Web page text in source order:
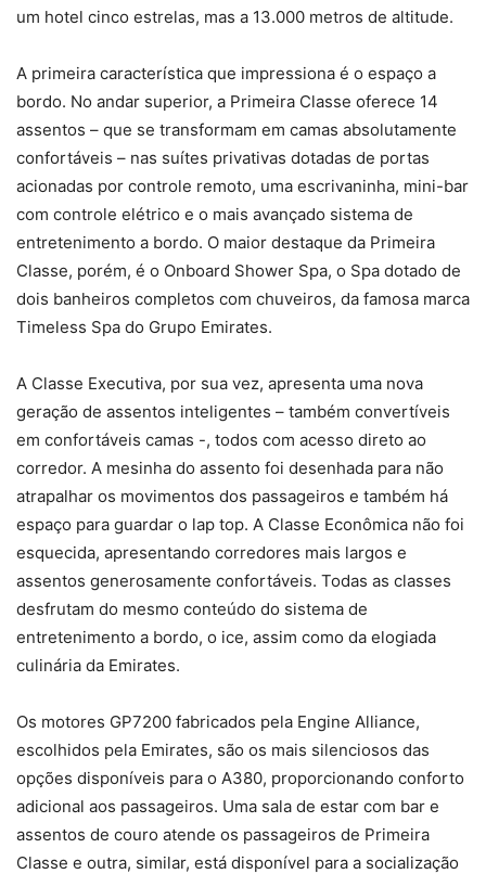
um hotel cinco estrelas, mas a 13.000 metros de altitude.
A primeira característica que impressiona é o espaço a
bordo. No andar superior, a Primeira Classe oferece 14
assentos – que se transformam em camas absolutamente
confortáveis – nas suítes privativas dotadas de portas
acionadas por controle remoto, uma escrivaninha, mini-bar
com controle elétrico e o mais avançado sistema de
entretenimento a bordo. O maior destaque da Primeira
Classe, porém, é o Onboard Shower Spa, o Spa dotado de
dois banheiros completos com chuveiros, da famosa marca
Timeless Spa do Grupo Emirates.
A Classe Executiva, por sua vez, apresenta uma nova
geração de assentos inteligentes – também convertíveis
em confortáveis camas -, todos com acesso direto ao
corredor. A mesinha do assento foi desenhada para não
atrapalhar os movimentos dos passageiros e também há
espaço para guardar o lap top. A Classe Econômica não foi
esquecida, apresentando corredores mais largos e
assentos generosamente confortáveis. Todas as classes
desfrutam do mesmo conteúdo do sistema de
entretenimento a bordo, o ice, assim como da elogiada
culinária da Emirates.
Os motores GP7200 fabricados pela Engine Alliance,
escolhidos pela Emirates, são os mais silenciosos das
opções disponíveis para o A380, proporcionando conforto
adicional aos passageiros. Uma sala de estar com bar e
assentos de couro atende os passageiros de Primeira
Classe e outra, similar, está disponível para a socialização